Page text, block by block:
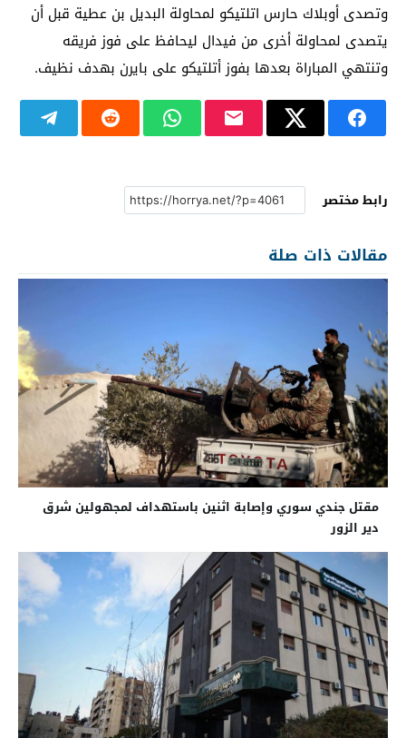
وتصدى أوبلاك حارس اتلتيكو لمحاولة البديل بن عطية قبل أن
يتصدى لمحاولة أخرى من فيدال ليحافظ على فوز فريقه
وتنتهي المباراة بعدها بفوز أتلتيكو على بايرن بهدف نظيف.
رابط مختصر
مقالات ذات صلة
مقتل جندي سوري وإصابة اثنين باستهداف لمجهولين شرق
دير الزور